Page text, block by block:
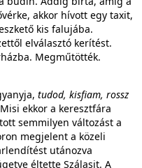
akkor hívott egy taxit,
kis falujába.
elválasztó kerítést.
Megműtötték.
tudod, kisfiam, rossz
ekkor a keresztfára
semmilyen változást a
megjelent a közeli
utánozva
éltette Szálasit. A